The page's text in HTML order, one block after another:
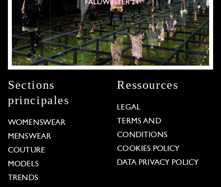
Sections
principales
WOMENSWEAR
MENSWEAR
COUTURE
MODELS
TRENDS
Ressources
LEGAL
TERMS AND
CONDITIONS
COOKIES POLICY
DATA PRIVACY POLICY